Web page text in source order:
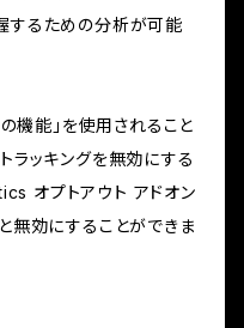
するための分析が可能
能」を使用されること
ラッキングを無効にする
オプトアウト アドオン
無効にすることができま